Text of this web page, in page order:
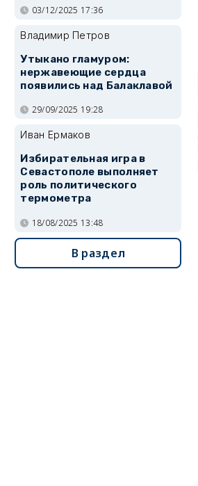
03/12/2025 17:36
Владимир Петров
Утыкано гламуром:
нержавеющие сердца
появились над Балаклавой
29/09/2025 19:28
Иван Ермаков
Избирательная игра в
Севастополе выполняет
роль политического
термометра
18/08/2025 13:48
В раздел